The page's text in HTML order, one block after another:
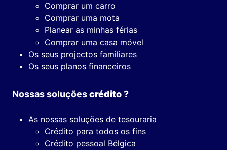
Comprar um carro
Comprar uma mota
Planear as minhas férias
Comprar uma casa móvel
Os seus projectos familiares
Os seus planos financeiros
Nossas soluçõescrédito?
As nossas soluções de tesouraria
Crédito para todos os fins
Crédito pessoal Bélgica